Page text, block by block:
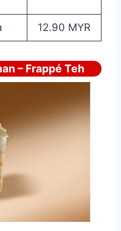
12.90 MYR
– Frappé Teh